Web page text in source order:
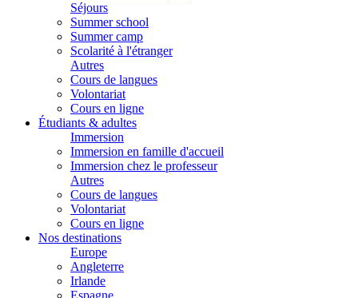
Séjours
Summer school
Summer camp
Scolarité à l'étranger
Autres
Cours de langues
Volontariat
Cours en ligne
Étudiants & adultes
Immersion
Immersion en famille d'accueil
Immersion chez le professeur
Autres
Cours de langues
Volontariat
Cours en ligne
Nos destinations
Europe
Angleterre
Irlande
Espagne